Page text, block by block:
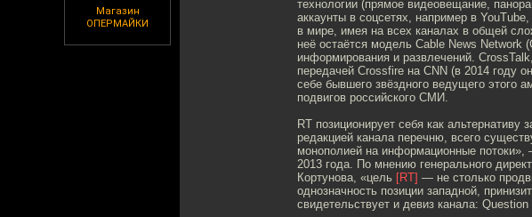
Магазин
ОПЕРМАЙКИ
технологии (прямое видеовещание,
аккаунты в соцсетях, например в
в мире, имея на всех каналах в общей
неё остаётся модель Cable News
информирования и развлечений.
передачей Crossfire на CNN (в 2014 году
себе бывшего звёздного ведущего этого
подвигов российского СМИ.
RT позиционирует себя как
редакцией канала перечню, всего
монополией на информационные
2013 года. По мнению генерального
Кортунова, «цель [RT] — не столько
однозначность позиции западной,
свидетельствует и девиз канала: